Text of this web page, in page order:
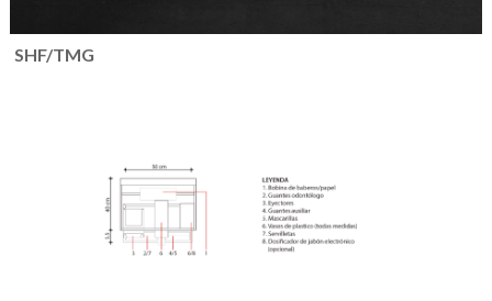
SHF/TMG